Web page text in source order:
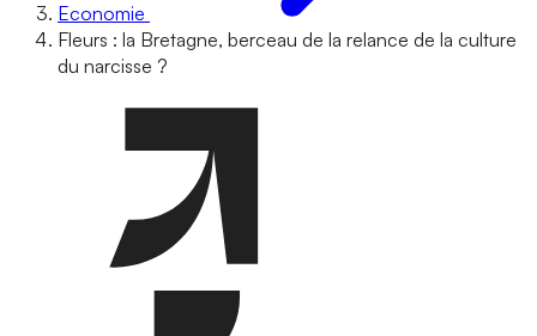
Economie
Fleurs : la Bretagne, berceau de la relance de la culture
du narcisse ?